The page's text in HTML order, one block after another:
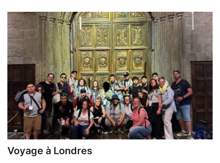
Voyage à Londres